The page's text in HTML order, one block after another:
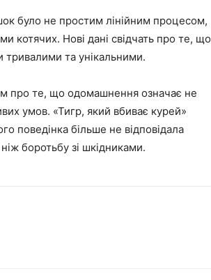
було не простим лінійним процесом,
котячих. Нові дані свідчать про те, що
та унікальними.
про те, що одомашнення означає не
умов. «Тигр, який вбиває курей»
поведінка більше не відповідала
боротьбу зі шкідниками.